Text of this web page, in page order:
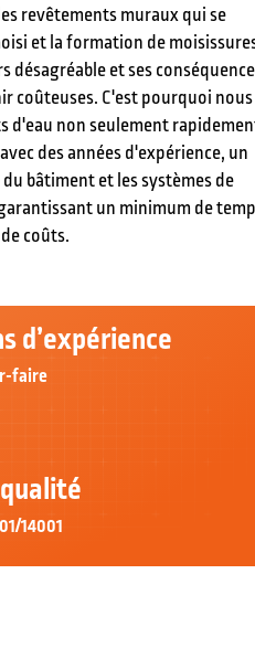
revêtements muraux qui se
et la formation de
et ses
coûteuses. C'est pourquoi nous
d'eau non seulement
des années d'expérience, un
bâtiment et les systèmes de
un minimum de
coûts.
d’expérience
faire
14001